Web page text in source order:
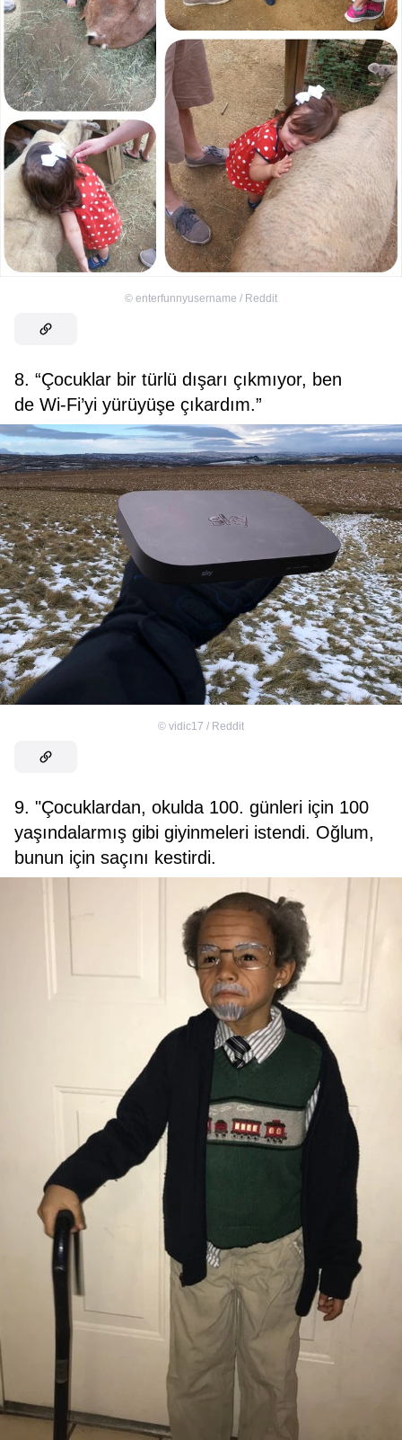
© enterfunnyusername / Reddit
8. “Çocuklar bir türlü dışarı çıkmıyor, ben
de Wi-Fi’yi yürüyüşe çıkardım.”
© vidic17 / Reddit
9. "Çocuklardan, okulda 100. günleri için 100
yaşındalarmış gibi giyinmeleri istendi. Oğlum,
bunun için saçını kestirdi.